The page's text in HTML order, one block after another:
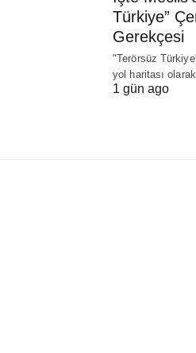
Türkiye”
Gerekçesi
"Terörsüz
yol haritası
1 gün ago